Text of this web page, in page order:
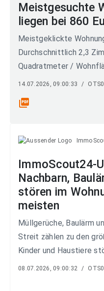
Meistgesuchte
liegen bei 860
Meistgeklickte
Durchschnittlich 2,3
Quadratmeter /
14.07.2026, 09:00:33 /
picture_as_pdf
ImmoScout24-
Nachbarn,
stören im
meisten
Müllgerüche, Baulärm
Streit zählen zu den
Kinder und Haustiere
08.07.2026, 09:00:32 /